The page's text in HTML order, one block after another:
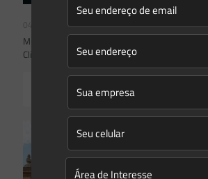
04/08/2026
Mudanças climáticas, risco operacional e a
Clima 2026 para as hidrelétricas
Read more